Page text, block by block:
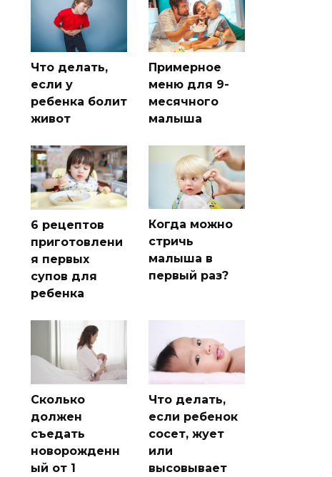
Что делать,
если у
ребенка болит
живот
Примерное
меню для 9-
месячного
малыша
6 рецептов
приготовлени
я первых
супов для
ребенка
Когда можно
стричь
малыша в
первый раз?
Сколько
должен
съедать
новорожденн
ый от 1
Что делать,
если ребенок
сосет, жует
или
высовывает